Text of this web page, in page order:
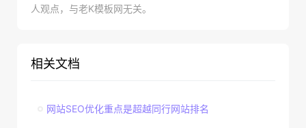
人观点，与老K模板网无关。
相关文档
网站SEO优化重点是超越同行网站排名